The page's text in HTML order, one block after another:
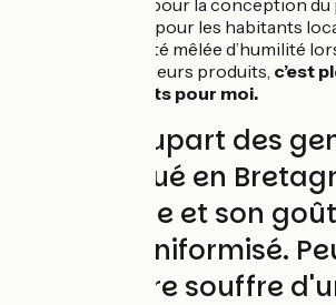
familiale, intérêt pour la conception du
travailler avec et pour les habitants
une certaine fierté mêlée d’humilité
présentation de leurs produits, c’est
d’enseignements pour moi.
Pour la plupart des
est fabriqué en
Normandie et son
souvent uniformisé.
que le cidre souffre